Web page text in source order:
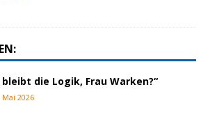
bleibt die Logik, Frau Warken?“
Mai 2026